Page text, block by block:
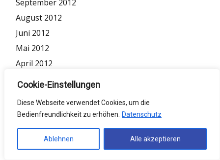
Cookie-Einstellungen
Diese Webseite verwendet Cookies, um die
Bedienfreundlichkeit zu erhöhen.
Datenschutz
Ablehnen Alle akzeptieren
September 2012
August 2012
Juni 2012
Mai 2012
April 2012
März 2012
Januar 2012
November 2011